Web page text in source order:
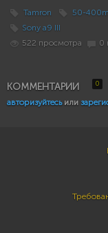
Tamron 50-
Sony a9 III
522 просмотра
0
КОММЕНТАРИИ 0
авторизуйтесьили